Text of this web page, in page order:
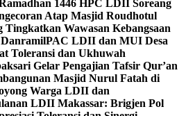
1446 HPC LDII Soreang
Atap Masjid Roudhotul
Wawasan Kebangsaan
DanramilPAC LDII dan MUI Desa
Toleransi dan Ukhuwah
Gelar Pengajian Tafsir Qur’an
Masjid Nurul Fatah di
Warga LDII dan
LDII Makassar: Brigjen Pol